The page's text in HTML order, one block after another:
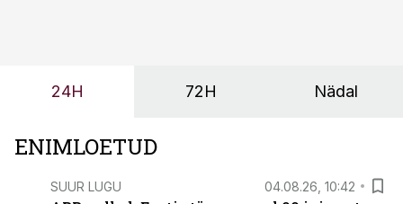
24H 72H Nädal
ENIMLOETUD
SUUR LUGU 04.08.26, 10:42